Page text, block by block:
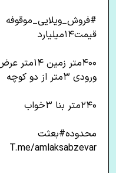
#فروش_ویلایی_موقوفه
قیمت۱۴میلیارد
۴۰۰متر زمین ۱۴متر عرض
ورودی ۳متر از دو کوچه
۲۴۰متر بنا ۳خواب
محدوده#بعثت
T.me/amlaksabzevar